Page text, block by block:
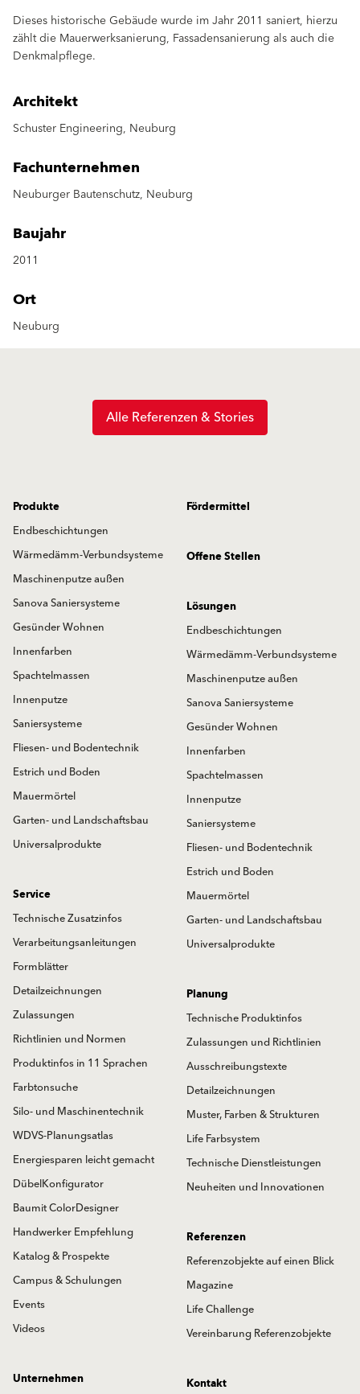
Dieses historische Gebäude wurde im Jahr 2011 saniert, hierzu
zählt die Mauerwerksanierung, Fassadensanierung als auch die
Denkmalpflege.
Architekt
Schuster Engineering, Neuburg
Fachunternehmen
Neuburger Bautenschutz, Neuburg
Baujahr
2011
Ort
Neuburg
Alle Referenzen & Stories
Produkte
Endbeschichtungen
Wärmedämm-Verbundsysteme
Maschinenputze außen
Sanova Saniersysteme
Gesünder Wohnen
Innenfarben
Spachtelmassen
Innenputze
Saniersysteme
Fliesen- und Bodentechnik
Estrich und Boden
Mauermörtel
Garten- und Landschaftsbau
Universalprodukte
Fördermittel
Offene Stellen
Lösungen
Endbeschichtungen
Wärmedämm-Verbundsysteme
Maschinenputze außen
Sanova Saniersysteme
Gesünder Wohnen
Innenfarben
Spachtelmassen
Innenputze
Saniersysteme
Fliesen- und Bodentechnik
Estrich und Boden
Mauermörtel
Garten- und Landschaftsbau
Universalprodukte
Service
Technische Zusatzinfos
Verarbeitungsanleitungen
Formblätter
Detailzeichnungen
Zulassungen
Richtlinien und Normen
Produktinfos in 11 Sprachen
Farbtonsuche
Silo- und Maschinentechnik
WDVS-Planungsatlas
Energiesparen leicht gemacht
DübelKonfigurator
Baumit ColorDesigner
Handwerker Empfehlung
Katalog & Prospekte
Campus & Schulungen
Events
Videos
Planung
Technische Produktinfos
Zulassungen und Richtlinien
Ausschreibungstexte
Detailzeichnungen
Muster, Farben & Strukturen
Life Farbsystem
Technische Dienstleistungen
Neuheiten und Innovationen
Referenzen
Referenzobjekte auf einen Blick
Magazine
Life Challenge
Vereinbarung Referenzobjekte
Unternehmen
Kontakt